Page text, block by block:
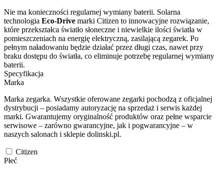
Nie ma konieczności regularnej wymiany baterii. Solarna
technologia Eco-Drive marki Citizen to innowacyjne rozwiązanie,
które przekształca światło słoneczne i niewielkie ilości światła w
pomieszczeniach na energię elektryczną, zasilającą zegarek. Po
pełnym naładowaniu będzie działać przez długi czas, nawet przy
braku dostępu do światła, co eliminuje potrzebę regularnej wymiany
baterii.
Specyfikacja
Marka
Marka zegarka. Wszystkie oferowane zegarki pochodzą z oficjalnej
dystrybucji – posiadamy autoryzację na sprzedaż i serwis każdej
marki. Gwarantujemy oryginalność produktów oraz pełne wsparcie
serwisowe – zarówno gwarancyjne, jak i pogwarancyjne – w
naszych salonach i sklepie dolinski.pl.
Citizen
Płeć